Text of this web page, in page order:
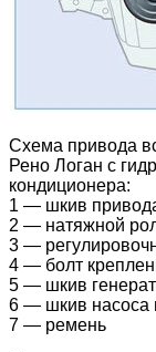
Схема привода
Рено Логан с
кондиционера:
1 — шкив
2 — натяжной
3 —
4 — болт
5 — шкив
6 — шкив насоса
7 — ремень